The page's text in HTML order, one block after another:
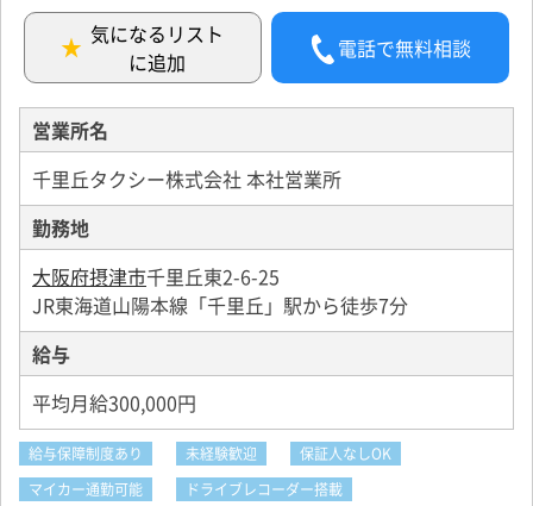
気になるリスト
に追加
電話で無料相談
営業所名
千里丘タクシー株式会社 本社営業所
勤務地
大阪府摂津市千里丘東2-6-25
JR東海道山陽本線「千里丘」駅から徒歩7分
給与
平均月給300,000円
給与保障制度あり 未経験歓迎
保証人なしOK
マイカー通勤可能
ドライブレコーダー搭載